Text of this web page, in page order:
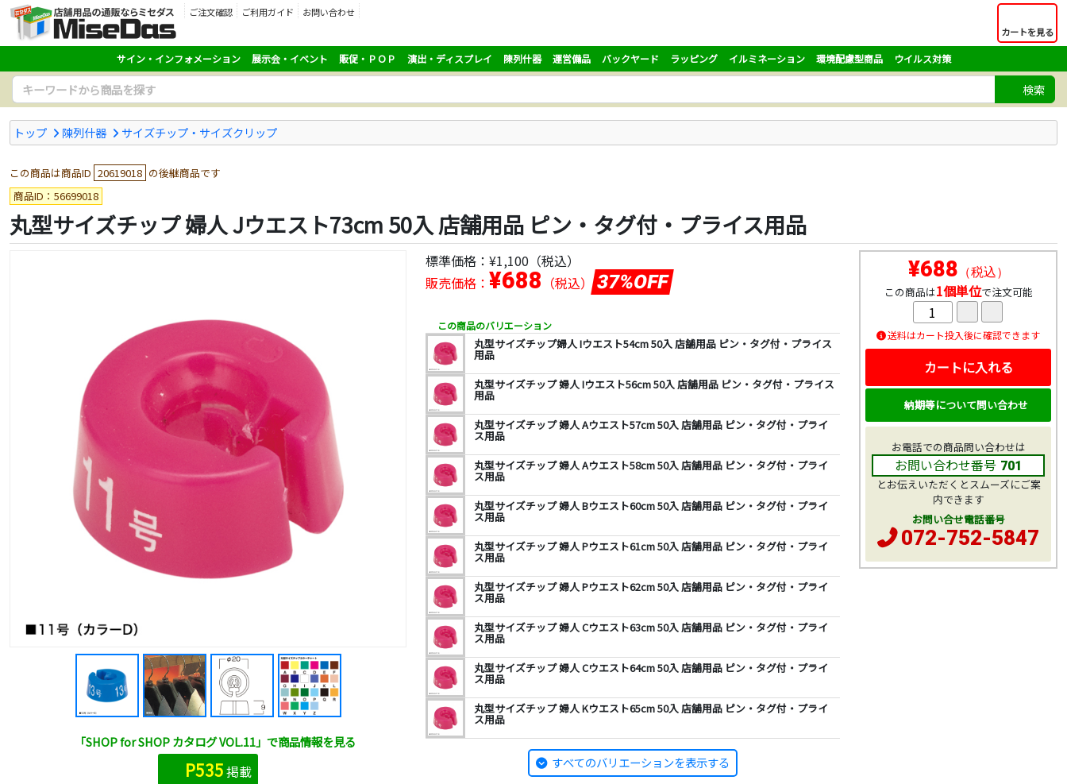
ご注文確認 ご利用ガイド
お問い合わせ
カートを見る
サイン・インフォメーション 展示会・イベント 販促・ＰＯＰ 演出・ディスプレイ 陳列什器 運営備品 バックヤード ラッピング イルミネーション 環境配慮型商品 ウイルス対策
検索
トップ 陳列什器 サイズチップ・サイズクリップ
この商品は商品ID 20619018 の後継商品です
商品ID：56699018
丸型サイズチップ 婦人 Jウエスト73cm 50入 店舗用品 ピン・タグ付・プライス用品
標準価格： ¥1,100 （税込）
販売価格： ¥688 （税込） 37%OFF
この商品のバリエーション
丸型サイズチップ婦人 Iウエスト54cm 50入 店舗用品 ピン・タグ付・プライス
用品
丸型サイズチップ 婦人 Iウエスト56cm 50入 店舗用品 ピン・タグ付・プライス
用品
丸型サイズチップ 婦人 Aウエスト57cm 50入 店舗用品 ピン・タグ付・プライ
ス用品
丸型サイズチップ 婦人 Aウエスト58cm 50入 店舗用品 ピン・タグ付・プライ
ス用品
丸型サイズチップ 婦人 Bウエスト60cm 50入 店舗用品 ピン・タグ付・プライ
ス用品
丸型サイズチップ 婦人 Pウエスト61cm 50入 店舗用品 ピン・タグ付・プライ
ス用品
丸型サイズチップ 婦人 Pウエスト62cm 50入 店舗用品 ピン・タグ付・プライ
ス用品
丸型サイズチップ 婦人 Cウエスト63cm 50入 店舗用品 ピン・タグ付・プライ
ス用品
丸型サイズチップ 婦人 Cウエスト64cm 50入 店舗用品 ピン・タグ付・プライ
ス用品
丸型サイズチップ 婦人 Kウエスト65cm 50入 店舗用品 ピン・タグ付・プライ
ス用品
すべてのバリエーションを表示する
¥688 （税込）
この商品は1個単位で注文可能
送料はカート投入後に確認できます
カートに入れる
納期等について問い合わせ
お電話での商品問い合わせは
お問い合わせ番号 701
とお伝えいただくとスムーズにご案
内できます
お問い合せ電話番号
072-752-5847
「SHOP for SHOP カタログ VOL.11」で商品情報を見る
P535掲載